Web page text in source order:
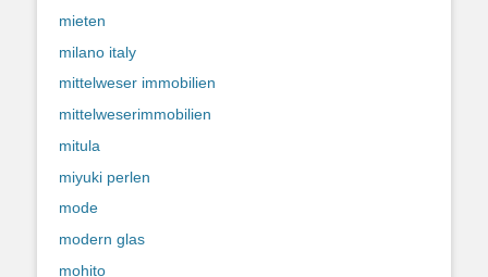
mieten
milano italy
mittelweser immobilien
mittelweserimmobilien
mitula
miyuki perlen
mode
modern glas
mohito